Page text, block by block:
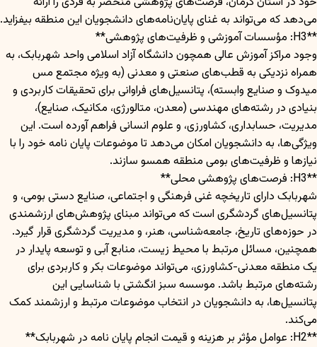
می‌دهد که می‌تواند به غنای پایان‌نامه‌های دانشجویان این منطقه بیفزاید.
**H3: مؤسسات آموزشی و ظرفیت‌های پژوهشی**
وجود مراکز آموزش عالی همچون دانشگاه آزاد اسلامی واحد شهربابک، به
همراه نزدیکی به قطب‌های صنعتی و معدنی (به ویژه مجتمع مس
میدوک و صنایع وابسته)، پتانسیل‌های فراوانی برای تحقیقات کاربردی و
بنیادی در رشته‌های مهندسی (معدن، متالورژی، مکانیک، صنایع)،
مدیریت، حسابداری، کشاورزی، و علوم انسانی فراهم آورده است. این
ویژگی‌ها، به دانشجویان امکان می‌دهد تا موضوعات پایان نامه خود را با
نیازها و ظرفیت‌های بومی منطقه همسو سازند.
**H3: فرصت‌های پژوهشی محلی**
شهربابک دارای تاریخچه غنی فرهنگی و اجتماعی، صنایع دستی بومی، و
پتانسیل‌های گردشگری است که می‌تواند مبنای پژوهش‌های ارزشمندی
در حوزه‌های تاریخ، جامعه‌شناسی، هنر، و مدیریت گردشگری قرار گیرد.
همچنین، مسائل مرتبط با محیط زیست، منابع آبی و توسعه پایدار در
یک منطقه معدنی-کشاورزی، می‌تواند موضوعات بکر و کاربردی برای
رشته‌های مرتبط باشد. موسسه سبز انگشتی با شناسایی این
پتانسیل‌ها، به دانشجویان در انتخاب موضوعات مرتبط و ارزشمند کمک
می‌کند.
**H2: عوامل مؤثر بر هزینه و قیمت انجام پایان نامه در شهربابک**